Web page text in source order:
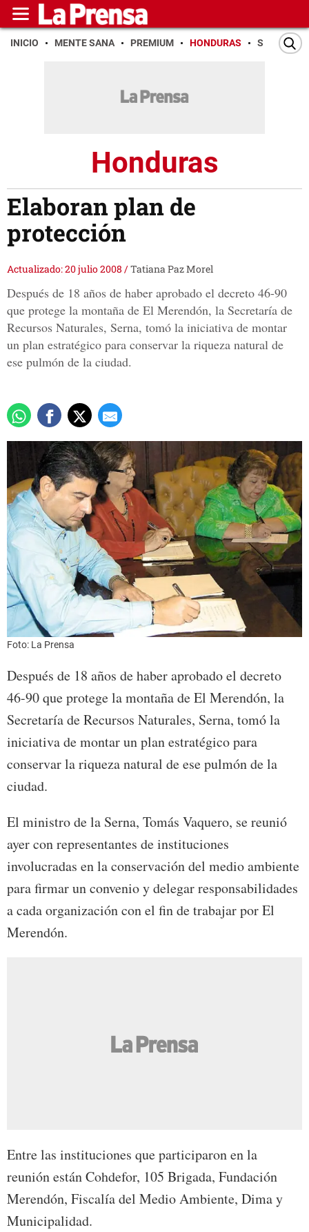
INICIO MENTE SANA PREMIUM HONDURAS SAN PEDRO
Honduras
Elaboran plan de
protección
Actualizado: 20 julio 2008 /Tatiana Paz Morel
Después de 18 años de haber aprobado el decreto 46-90
que protege la montaña de El Merendón, la Secretaría de
Recursos Naturales, Serna, tomó la iniciativa de montar
un plan estratégico para conservar la riqueza natural de
ese pulmón de la ciudad.
Foto: La Prensa
Después de 18 años de haber aprobado el decreto
46-90 que protege la montaña de El Merendón, la
Secretaría de Recursos Naturales, Serna, tomó la
iniciativa de montar un plan estratégico para
conservar la riqueza natural de ese pulmón de la
ciudad.
El ministro de la Serna, Tomás Vaquero, se reunió
ayer con representantes de instituciones
involucradas en la conservación del medio ambiente
para firmar un convenio y delegar responsabilidades
a cada organización con el fin de trabajar por El
Merendón.
Entre las instituciones que participaron en la
reunión están Cohdefor, 105 Brigada, Fundación
Merendón, Fiscalía del Medio Ambiente, Dima y
Municipalidad.